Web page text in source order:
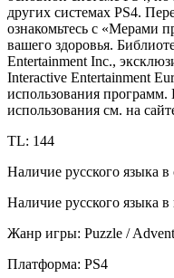
других системах PS4.
ознакомьтесь с «Мерами
вашего здоровья.
Entertainment Inc.,
Interactive Entertainment
использования
использования см. на
TL: 144
Наличие русского языка в
Наличие русского языка в
Жанр игры: Puzzle /
Платформа: PS4